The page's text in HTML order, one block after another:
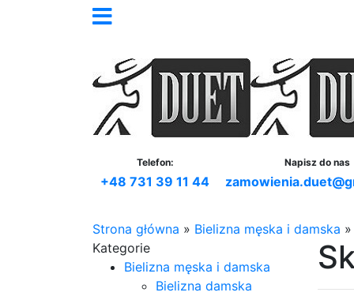
Telefon:
+48 731 39 11 44
Napisz do nas
Strona główna » Bielizna męska i damska
Kategorie
Bielizna męska i damska
Bielizna damska